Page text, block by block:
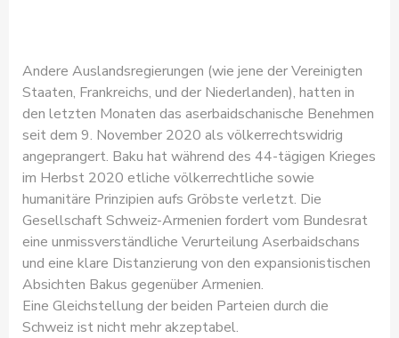
Andere Auslandsregierungen (wie jene der Vereinigten
Staaten, Frankreichs, und der Niederlanden), hatten in
den letzten Monaten das aserbaidschanische Benehmen
seit dem 9. November 2020 als völkerrechtswidrig
angeprangert. Baku hat während des 44-tägigen Krieges
im Herbst 2020 etliche völkerrechtliche sowie
humanitäre Prinzipien aufs Gröbste verletzt. Die
Gesellschaft Schweiz-Armenien fordert vom Bundesrat
eine unmissverständliche Verurteilung Aserbaidschans
und eine klare Distanzierung von den expansionistischen
Absichten Bakus gegenüber Armenien.
Eine Gleichstellung der beiden Parteien durch die
Schweiz ist nicht mehr akzeptabel.